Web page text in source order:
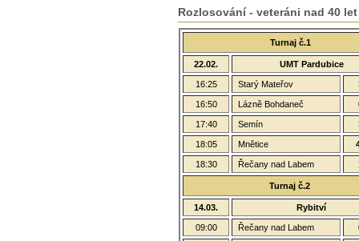
Rozlosování - veteráni nad 40 let
Turnaj č.1
22.02. UMT Pardubice
16:25 Starý Mateřov
16:50 Lázně Bohdaneč
17:40 Semín
18:05 Mnětice
18:30 Řečany nad Labem
Turnaj č.2
14.03. Rybitví
09:00 Řečany nad Labem